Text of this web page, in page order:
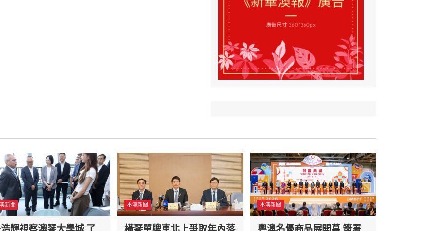
新聞 本澳新聞 本澳新聞